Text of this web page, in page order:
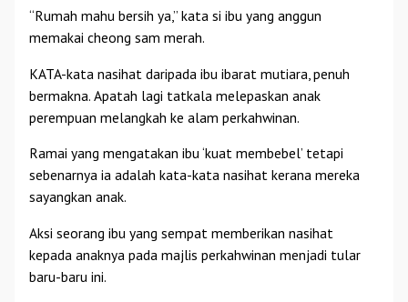
“Rumah mahu bersih ya,” kata si ibu yang anggun
memakai cheong sam merah.
KATA-kata nasihat daripada ibu ibarat mutiara, penuh
bermakna. Apatah lagi tatkala melepaskan anak
perempuan melangkah ke alam perkahwinan.
Ramai yang mengatakan ibu ‘kuat membebel’ tetapi
sebenarnya ia adalah kata-kata nasihat kerana mereka
sayangkan anak.
Aksi seorang ibu yang sempat memberikan nasihat
kepada anaknya pada majlis perkahwinan menjadi tular
baru-baru ini.